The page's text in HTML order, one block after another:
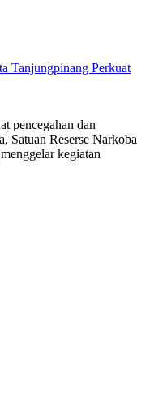
Tanjungpinang Perkuat
pencegahan dan
Satuan Reserse Narkoba
kegiatan